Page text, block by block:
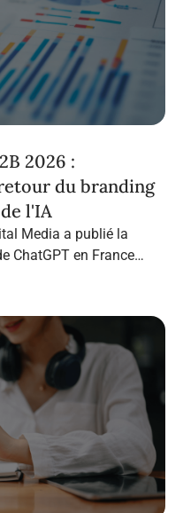
2026 :
du branding
l'IA
Media a publié la
ChatGPT en France